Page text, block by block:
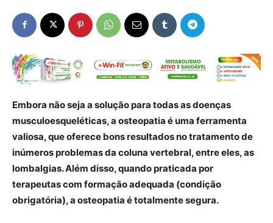
Embora não seja a solução para todas as doenças
musculoesqueléticas, a osteopatia é uma ferramenta
valiosa, que oferece bons resultados no tratamento de
inúmeros problemas da coluna vertebral, entre eles, as
lombalgias. Além disso, quando praticada por
terapeutas com formação adequada (condição
obrigatória), a osteopatia é totalmente segura.